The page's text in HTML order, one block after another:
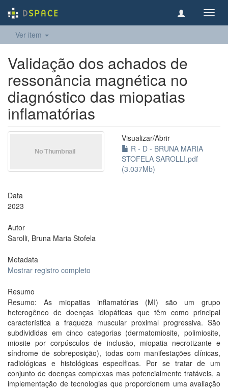
Ver item
Validação dos achados de
ressonância magnética no
diagnóstico das miopatias
inflamatórias
Visualizar/Abrir
R - D - BRUNA MARIA
STOFELA SAROLLI.pdf
(3.037Mb)
Data
2023
Autor
Sarolli, Bruna Maria Stofela
Metadata
Mostrar registro completo
Resumo
Resumo: As miopatias inflamatórias (MI) são um grupo
heterogêneo de doenças idiopáticas que têm como principal
característica a fraqueza muscular proximal progressiva. São
subdivididas em cinco categorias (dermatomiosite, polimiosite,
miosite por corpúsculos de inclusão, miopatia necrotizante e
síndrome de sobreposição), todas com manifestações clínicas,
radiológicas e histológicas específicas. Por se tratar de um
conjunto de doenças complexas mas potencialmente tratáveis, a
implementação de tecnologias que proporcionem uma avaliação